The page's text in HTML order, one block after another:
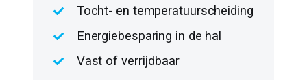
Tocht- en temperatuurscheiding
Energiebesparing in de hal
Vast of verrijdbaar